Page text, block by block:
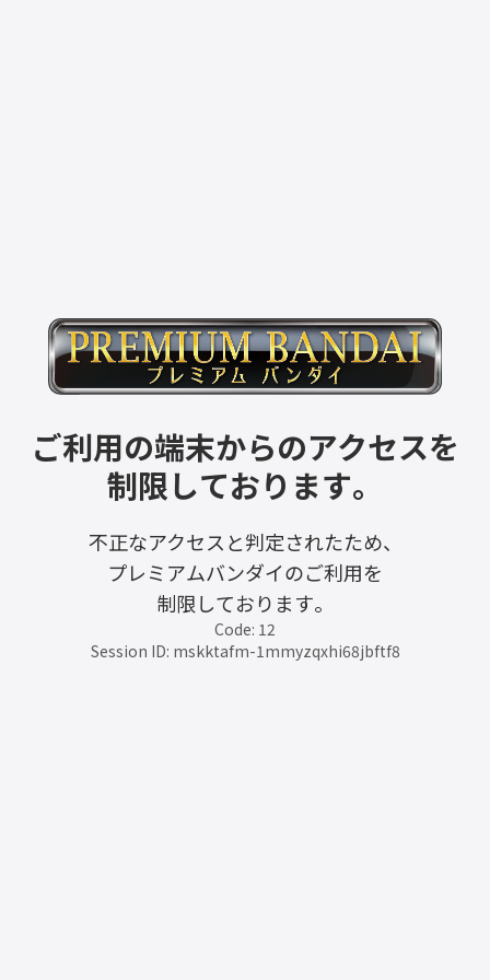
ご利用の端末からのアクセスを
制限しております。
不正なアクセスと判定されたため、
プレミアムバンダイのご利用を
制限しております。
Code: 12
Session ID: mskktafm-1mmyzqxhi68jbftf8